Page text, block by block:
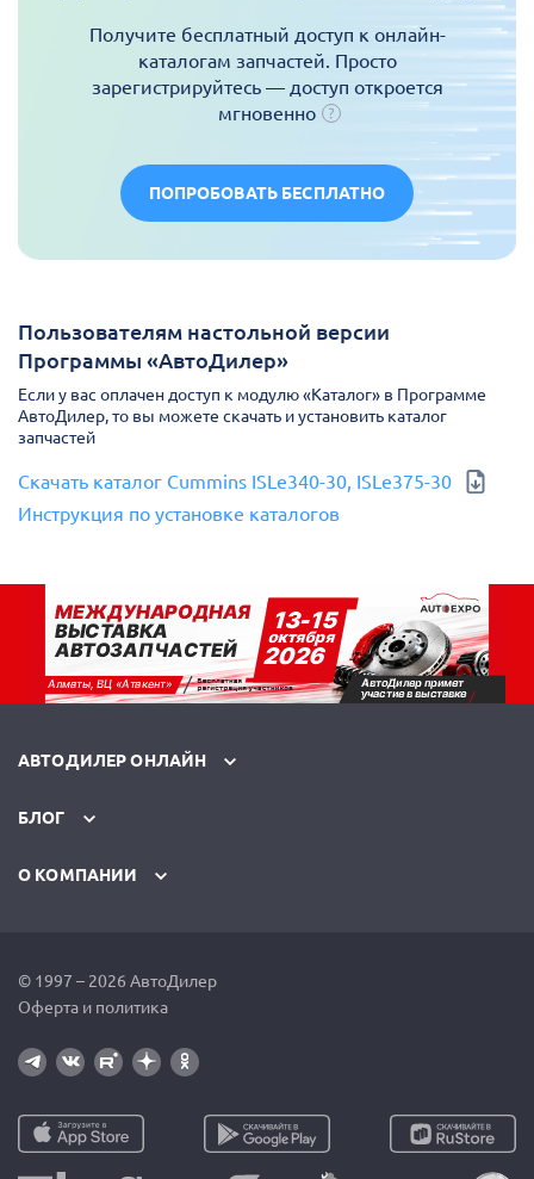
Получите бесплатный доступ к онлайн-
каталогам запчастей. Просто
зарегистрируйтесь — доступ откроется
мгновенно
ПОПРОБОВАТЬ БЕСПЛАТНО
Пользователям настольной версии
Программы «АвтоДилер»
Если у вас оплачен доступ к модулю «Каталог» в Программе
АвтоДилер, то вы можете скачать и установить каталог
запчастей
Скачать каталог Cummins ISLe340-30, ISLe375-30
Инструкция по установке каталогов
АВТОДИЛЕР ОНЛАЙН
БЛОГ
О КОМПАНИИ
© 1997 – 2026 АвтоДилер
Оферта и политика